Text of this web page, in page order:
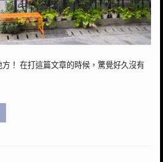
方！ 在打這篇文章的時候，驚覺好久沒有